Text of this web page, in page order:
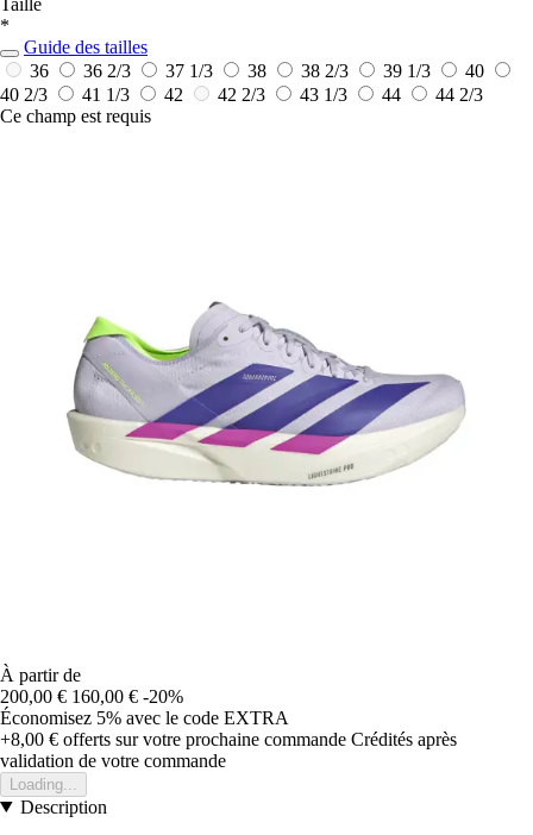
*
Guide des tailles
36
36 2/3 37 1/3 38 38 2/3 39 1/3
40
40 2/3
41 1/3 42 42 2/3 43 1/3 44
44 2/3
Ce champ est requis
À partir de
200,00 € 160,00 € -20%
Économisez 5% avec le code EXTRA
+8,00 € offerts sur votre prochaine commande Crédités après
validation de votre commande
Loading...
Description